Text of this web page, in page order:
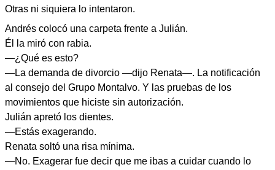
Otras ni siquiera lo intentaron.
Andrés colocó una carpeta frente a Julián.
Él la miró con rabia.
—¿Qué es esto?
—La demanda de divorcio —dijo Renata—. La notificación
al consejo del Grupo Montalvo. Y las pruebas de los
movimientos que hiciste sin autorización.
Julián apretó los dientes.
—Estás exagerando.
Renata soltó una risa mínima.
—No. Exagerar fue decir que me ibas a cuidar cuando lo